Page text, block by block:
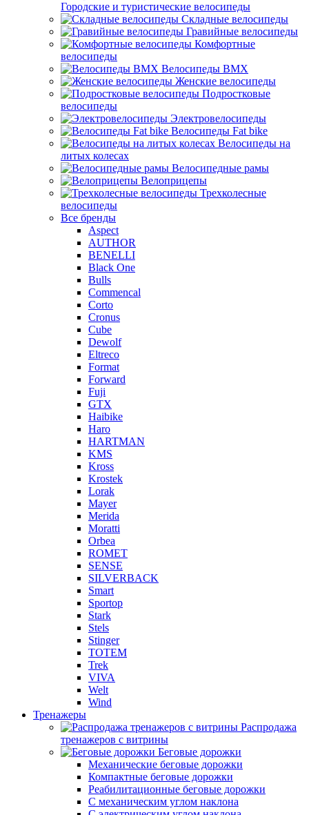
Городские и туристические велосипеды
Складные велосипеды
Гравийные велосипеды
Комфортные
велосипеды
Велосипеды BMX
Женские велосипеды
Подростковые
велосипеды
Электровелосипеды
Велосипеды Fat bike
Велосипеды на
литых колесах
Велосипедные рамы
Велоприцепы
Трехколесные
велосипеды
Все бренды
Aspect
AUTHOR
BENELLI
Black One
Bulls
Commencal
Corto
Cronus
Cube
Dewolf
Eltreco
Format
Forward
Fuji
GTX
Haibike
Haro
HARTMAN
KMS
Kross
Krostek
Lorak
Mayer
Merida
Moratti
Orbea
ROMET
SENSE
SILVERBACK
Smart
Sportop
Stark
Stels
Stinger
TOTEM
Trek
VIVA
Welt
Wind
Тренажеры
Распродажа
тренажеров с витрины
Беговые дорожки
Механические беговые дорожки
Компактные беговые дорожки
Реабилитационные беговые дорожки
С механическим углом наклона